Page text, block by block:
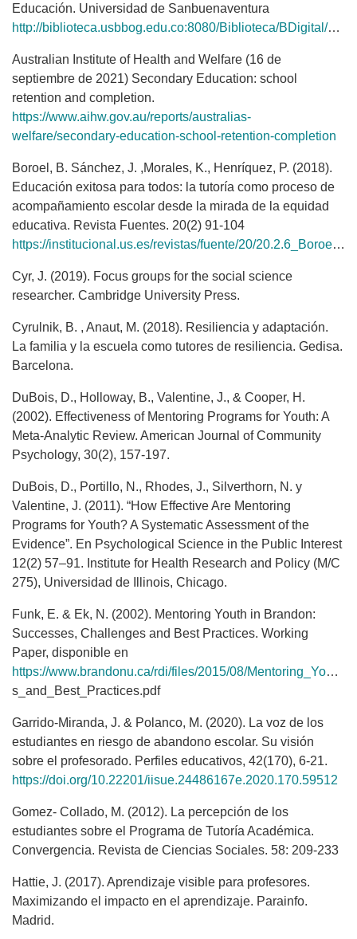
Educación. Universidad de Sanbuenaventura
http://biblioteca.usbbog.edu.co:8080/Biblioteca/BDigital/142856.pdf
Australian Institute of Health and Welfare (16 de
septiembre de 2021) Secondary Education: school
retention and completion.
https://www.aihw.gov.au/reports/australias-
welfare/secondary-education-school-retention-completion
Boroel, B. Sánchez, J. ,Morales, K., Henríquez, P. (2018).
Educación exitosa para todos: la tutoría como proceso de
acompañamiento escolar desde la mirada de la equidad
educativa. Revista Fuentes. 20(2) 91-104
https://institucional.us.es/revistas/fuente/20/20.2.6_Boroel.pdf
Cyr, J. (2019). Focus groups for the social science
researcher. Cambridge University Press.
Cyrulnik, B. , Anaut, M. (2018). Resiliencia y adaptación.
La familia y la escuela como tutores de resiliencia. Gedisa.
Barcelona.
DuBois, D., Holloway, B., Valentine, J., & Cooper, H.
(2002). Effectiveness of Mentoring Programs for Youth: A
Meta-Analytic Review. American Journal of Community
Psychology, 30(2), 157-197.
DuBois, D., Portillo, N., Rhodes, J., Silverthorn, N. y
Valentine, J. (2011). “How Effective Are Mentoring
Programs for Youth? A Systematic Assessment of the
Evidence”. En Psychological Science in the Public Interest
12(2) 57–91. Institute for Health Research and Policy (M/C
275), Universidad de Illinois, Chicago.
Funk, E. & Ek, N. (2002). Mentoring Youth in Brandon:
Successes, Challenges and Best Practices. Working
Paper, disponible en
https://www.brandonu.ca/rdi/files/2015/08/Mentoring_Youth_in_Brandon_Successes_Challenge
s_and_Best_Practices.pdf
Garrido-Miranda, J. & Polanco, M. (2020). La voz de los
estudiantes en riesgo de abandono escolar. Su visión
sobre el profesorado. Perfiles educativos, 42(170), 6-21.
https://doi.org/10.22201/iisue.24486167e.2020.170.59512
Gomez- Collado, M. (2012). La percepción de los
estudiantes sobre el Programa de Tutoría Académica.
Convergencia. Revista de Ciencias Sociales. 58: 209-233
Hattie, J. (2017). Aprendizaje visible para profesores.
Maximizando el impacto en el aprendizaje. Parainfo.
Madrid.